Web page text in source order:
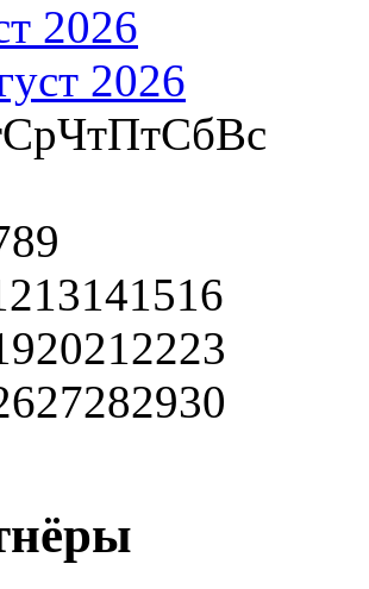
2026
2026
СрЧтПтСбВс
89
13141516
20212223
27282930